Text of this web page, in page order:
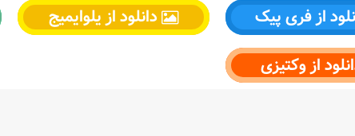
از فری پیک دانلود از یلوایمیج
از وکتیزی